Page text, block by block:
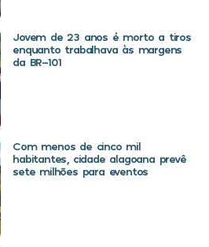
Jovem de 23 anos é morto a tiros
enquanto trabalhava às margens
da BR-101
Com menos de cinco mil
habitantes, cidade alagoana prevê
sete milhões para eventos